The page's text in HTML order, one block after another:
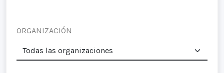
ORGANIZACIÓN